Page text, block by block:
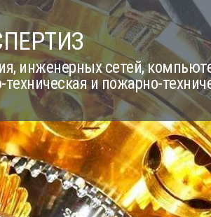
инженерных сетей,
и пожарно-